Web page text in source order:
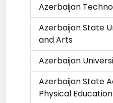
Azerbaijan
Azerbaijan State
and Arts
Azerbaijan
Azerbaijan State
Physical